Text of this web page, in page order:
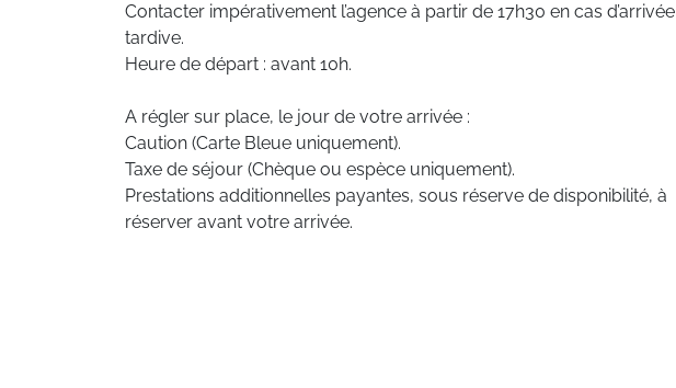
Contacter impérativement l’agence à partir de 17h30 en cas d’arrivée
tardive.
Heure de départ : avant 10h.
A régler sur place, le jour de votre arrivée :
Caution (Carte Bleue uniquement).
Taxe de séjour (Chèque ou espèce uniquement).
Prestations additionnelles payantes, sous réserve de disponibilité, à
réserver avant votre arrivée.